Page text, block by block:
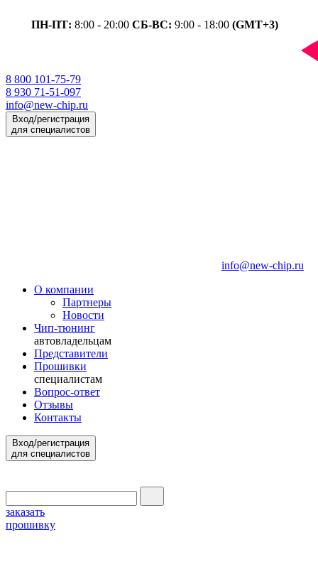
ПН-ПТ: 8:00 - 20:00 СБ-ВС: 9:00 - 18:00 (GMT+3)
8 800 101-75-79
8 930 71-51-097
info@new-chip.ru
Вход/регистрация
для специалистов
info@new-chip.ru
О компании
Партнеры
Новости
Чип-тюнинг
автовладельцам
Представители
Прошивки
специалистам
Вопрос-ответ
Отзывы
Контакты
Вход/регистрация
для специалистов
заказать
прошивку